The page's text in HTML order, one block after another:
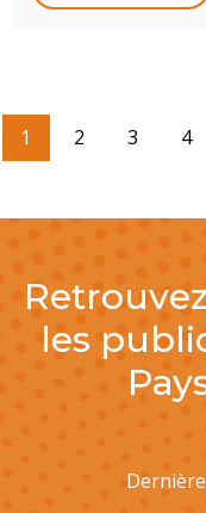
Page courante
1 Page
2 Page
3 4
les